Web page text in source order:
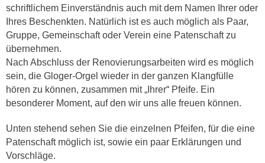
schriftlichem Einverständnis auch mit dem Namen Ihrer oder
Ihres Beschenkten. Natürlich ist es auch möglich als Paar,
Gruppe, Gemeinschaft oder Verein eine Patenschaft zu
übernehmen.
Nach Abschluss der Renovierungsarbeiten wird es möglich
sein, die Gloger-Orgel wieder in der ganzen Klangfülle
hören zu können, zusammen mit „Ihrer“ Pfeife. Ein
besonderer Moment, auf den wir uns alle freuen können.
Unten stehend sehen Sie die einzelnen Pfeifen, für die eine
Patenschaft möglich ist, sowie ein paar Erklärungen und
Vorschläge.